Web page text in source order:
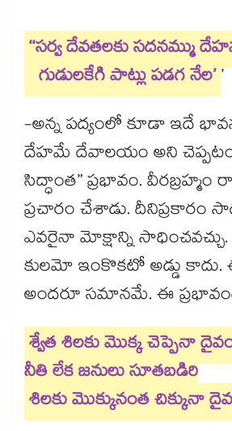
‘‘సర్వ దేవతలకు సదనమ్ము
గుడులకేగి పాట్లు పడగ నేల’’
-అన్న పద్యంలో కూడా ఇదే
దేహమే దేవాలయం అని చెప్పటం
సిద్ధాంత” ప్రభావం.
ప్రచారం చేశాడు. దీనిప్రకారం
ఎవరైనా మోక్షాన్ని
కులమో ఇంకొకటో అడ్డు
అందరూ సమానమే. ఈ
శ్వేత శిలకు మొక్క చెప్పెనా
నీతి లేక జనులు సూతబడిరి
శిలకు మొక్కునంత చిక్కునా